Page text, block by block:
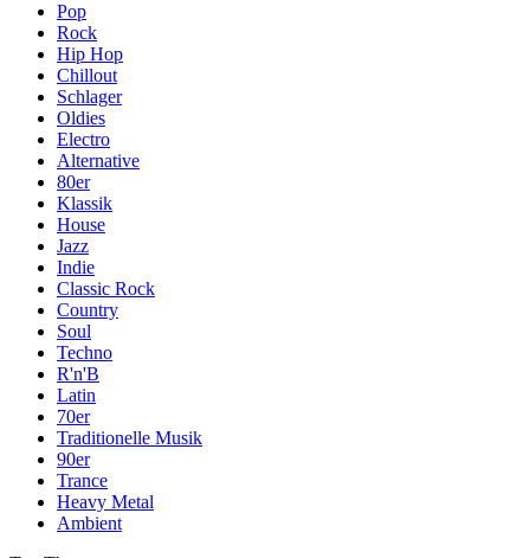
Pop
Rock
Hip Hop
Chillout
Schlager
Oldies
Electro
Alternative
80er
Klassik
House
Jazz
Indie
Classic Rock
Country
Soul
Techno
R'n'B
Latin
70er
Traditionelle Musik
90er
Trance
Heavy Metal
Ambient